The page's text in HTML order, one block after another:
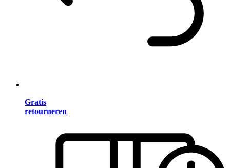
Gratis
retourneren